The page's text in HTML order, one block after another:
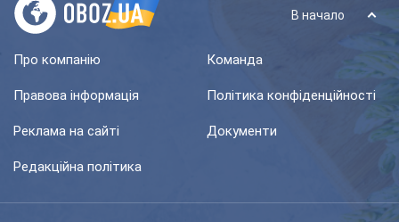
В начало
Про компанію Команда
Правова інформація Політика конфіденційності
Реклама на сайті Документи
Редакційна політика